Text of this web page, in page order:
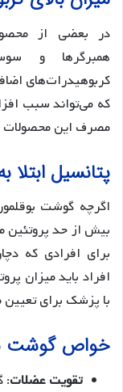
در بعضی از
همبرگرها و
کربوهیدرات‌های
که می‌تواند سبب
مصرف این محصولات
پتانسیل ابتلا
اگرچه گوشت
بیش از حد پروتئین
برای افرادی که
افراد باید میزان
با پزشک برای
خواص گوشت
تقویت عضلات: